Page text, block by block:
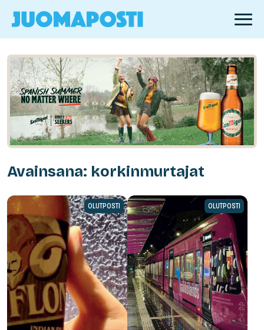
Avainsana: korkinmurtajat
OLUTPOSTI OLUTPOSTI